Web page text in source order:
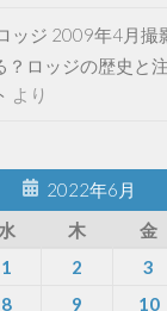
ッジ 2009年4月撮
？ロッジの歴史と
より
2022年6月
水 木 金
1
2 3
8 9 10